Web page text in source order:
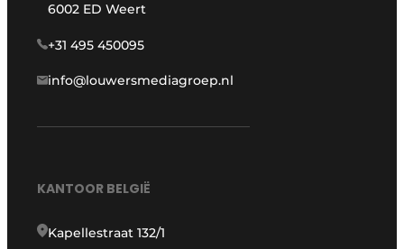
6002 ED Weert
+31 495 450095
info@louwersmediagroep.nl
KANTOOR BELGIË
Kapellestraat 132/1